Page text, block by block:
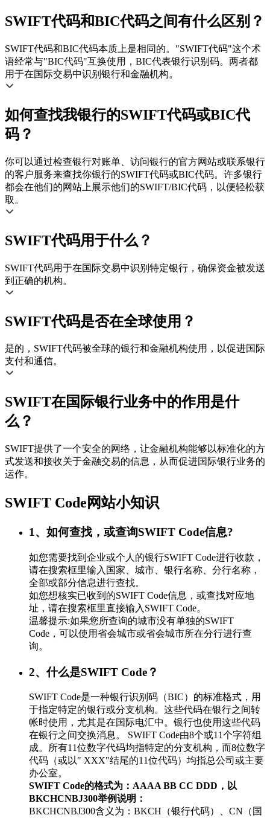
SWIFT代码和BIC代码之间有什么区别？
SWIFT代码和BIC代码本质上是相同的。"SWIFT代码"这个术
语经常与"BIC代码"互换使用，BIC代表银行识别码。两者都
用于在国际交易中识别银行和金融机构。
如何查找我银行的SWIFT代码或BIC代
码？
你可以通过检查银行对账单、访问银行的官方网站或联系银行
的客户服务来查找你银行的SWIFT代码或BIC代码。许多银行
都会在他们的网站上展示他们的SWIFT/BIC代码，以便轻松获
取。
SWIFT代码用于什么？
SWIFT代码用于在国际交易中识别特定银行，确保资金被发送
到正确的机构。
SWIFT代码是否在全球使用？
是的，SWIFT代码被全球的银行和金融机构使用，以促进国际
支付和通信。
SWIFT在国际银行业务中的作用是什
么？
SWIFT提供了一个安全的网络，让金融机构能够以标准化的方
式发送和接收关于金融交易的信息，从而促进国际银行业务的
运作。
SWIFT Code网站小知识
1、如何查找，或查询SWIFT Code信息?
如您需要找到企业或个人的银行SWIFT Code进行收款，
请在搜索框里输入国家、城市、银行名称、分行名称，
全部或部分信息进行查找。
如您想核实已收到的SWIFT Code信息，或查找对应地
址，请在搜索框里直接输入SWIFT Code。
温馨提示:如果您所查询的城市没有单独的SWIFT
Code，可以使用省会城市或省会城市所在分行进行查
询。
2、什么是SWIFT Code？
SWIFT Code是一种银行识别码（BIC）的标准格式，用
于指定特定的银行或分支机构。这些代码在银行之间转
帐时使用，尤其是在国际电汇中。银行也使用这些代码
在银行之间交换消息。 SWIFT Code由8个或11个字符组
成。所有11位数字代码均指特定的分支机构，而8位数字
代码（或以" XXX"结尾的11位代码）均指总公司或主要
办公室。
SWIFT Code的格式为：AAAA BB CC DDD，以
BKCHCNBJ300举例说明：
BKCHCNBJ300含义为：BKCH（银行代码）、CN（国